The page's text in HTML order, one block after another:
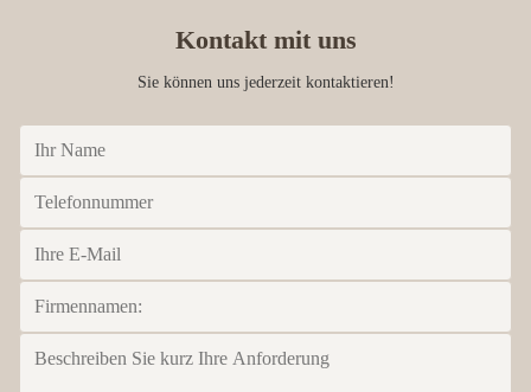
Kontakt mit uns
Sie können uns jederzeit kontaktieren!